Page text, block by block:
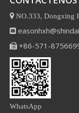
 NO.333, Dongxing

 +86-571-
WhatsApp